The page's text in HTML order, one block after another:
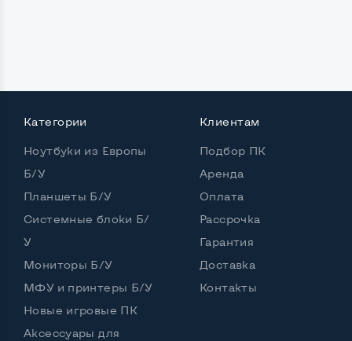
Мощность:
Частота процессора (базовая-максимальная)
Intel Core i5-2410M (2,30 - 2,90 GHz)
Тип оперативной памяти
DDR3
Категории
Ноутбуки из Европы
Б/У
Планшеты Б/У
Системные блоки Б/
У
Мониторы Б/У
МФУ и принтеры Б/У
Новые игровые ПК
Аксессуары для
Клиентам
Подбор ПК
Аренда
Оплата
Рассрочка
Гарантия
Доставка
Контакты